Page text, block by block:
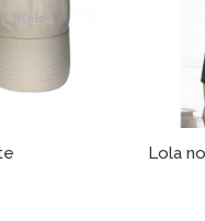
Lola